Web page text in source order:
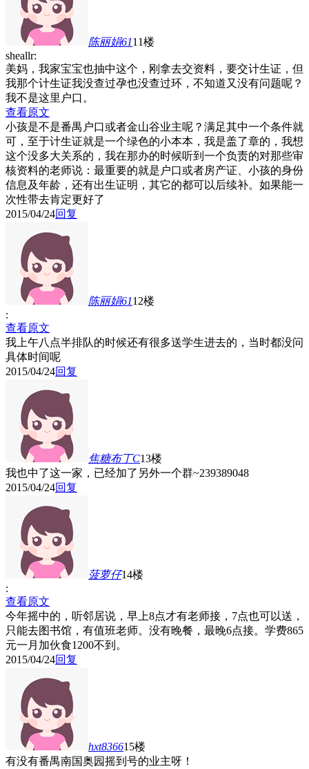
陈丽娟6111楼
sheallr:
美妈，我家宝宝也抽中这个，刚拿去交资料，要交计生证，但
我那个计生证我没查过孕也没查过环，不知道又没有问题呢？
我不是这里户口。
查看原文
小孩是不是番禺户口或者金山谷业主呢？满足其中一个条件就
可，至于计生证就是一个绿色的小本本，我是盖了章的，我想
这个没多大关系的，我在那办的时候听到一个负责的对那些审
核资料的老师说：最重要的就是户口或者房产证、小孩的身份
信息及年龄，还有出生证明，其它的都可以后续补。如果能一
次性带去肯定更好了
2015/04/24回复
陈丽娟6112楼
:
查看原文
我上午八点半排队的时候还有很多送学生进去的，当时都没问
具体时间呢
2015/04/24回复
焦糖布丁C13楼
我也中了这一家，已经加了另外一个群~239389048
2015/04/24回复
菠萝仔14楼
:
查看原文
今年摇中的，听邻居说，早上8点才有老师接，7点也可以送，
只能去图书馆，有值班老师。没有晚餐，最晚6点接。学费865
元一月加伙食1200不到。
2015/04/24回复
hxt836615楼
有没有番禺南国奥园摇到号的业主呀！